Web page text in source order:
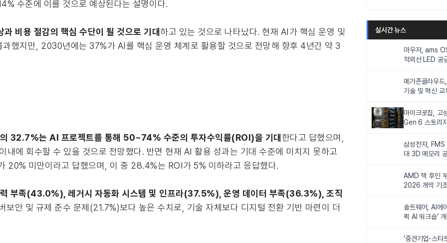
수준에 이를 것으로 예상된다는 설명이다.
비용 절감의 핵심 수단이 될 것으로 기대하고 있는 것으로 나타났다. 현재 AI가 핵심 운영 및
했지만, 2030년에는 37%가 AI를 핵심 운영 체계로 활용할 것으로 전망해 향후 4년간 약 3
32.7%는 AI 프로젝트를 통해 50~74% 수준의 투자수익률(ROI)을 기대 한다고 답했으며,
내에 회수할 수 있을 것으로 전망했다. 반면 현재 AI 활용 성과는 기대 수준에 미치지 못하고
20% 미만이라고 답했으며, 이 중 28.4%는 ROI가 5% 이하라고 응답했다.
부족(43.0%), 레거시 자동화 시스템 및 인프라(37.5%), 운영 데이터 부족(36.3%), 조직
보안 및 규제 준수 문제(21.7%)보다 높은 수치로, 기술 자체보다 디지털 전환 기반 마련이 더
실시간 뉴스
마우저, ams
적외선 LED 공
메가존클라우드
기술 및 혁신
마이크로칩, 고
Gen 6 스토리
삼성전자,
대 3D 메모리
AMD 잭 후인
2026 개막 기
솔트웨어, AI에
퀵 AI 워크숍’
‘중견기업-스타